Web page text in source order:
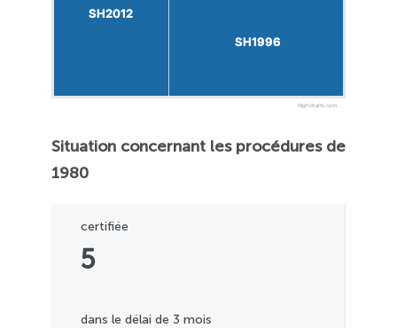
SH2012
SH2012
SH1996
SH1996
Highcharts.com
Situation concernant les procédures de
1980
5
certifiée
dans le délai de 3 mois